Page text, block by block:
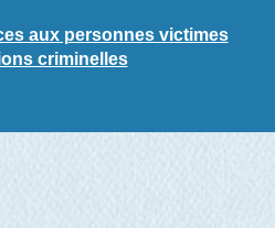
aux personnes victimes
criminelles